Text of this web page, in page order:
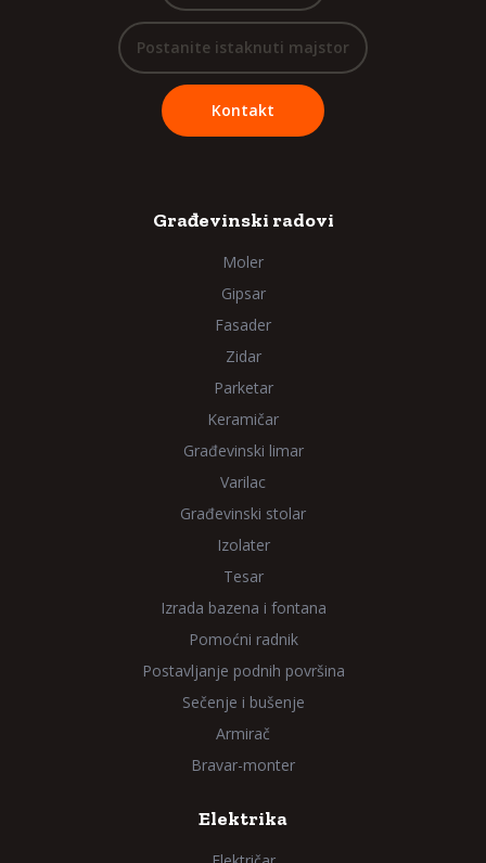
Postanite istaknuti majstor
Kontakt
Građevinski radovi
Moler
Gipsar
Fasader
Zidar
Parketar
Keramičar
Građevinski limar
Varilac
Građevinski stolar
Izolater
Tesar
Izrada bazena i fontana
Pomoćni radnik
Postavljanje podnih površina
Sečenje i bušenje
Armirač
Bravar-monter
Elektrika